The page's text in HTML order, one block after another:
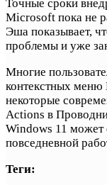
Точные сроки
Microsoft пока не
Эша показывает,
проблемы и уже
Многие
контекстных меню
некоторые
Actions в
Windows 11 может
повседневной
Теги: